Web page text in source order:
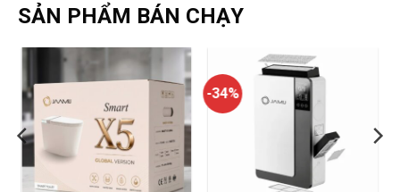
SẢN PHẨM BÁN CHẠY
-34%